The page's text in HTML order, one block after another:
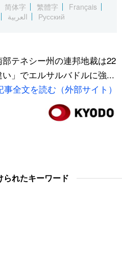
Русский
简体字 繁體字
Français
العربية Русский
部テネシー州の連邦地裁は22
」でエルサルバドルに強...
事全文を読む（外部サイト）
られたキーワード